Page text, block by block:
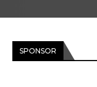
SPONSOR